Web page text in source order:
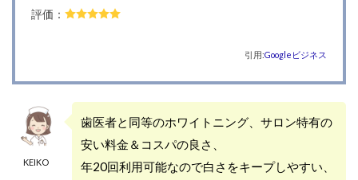
評価：
引用:Googleビジネス
KEIKO
歯医者と同等のホワイトニング、サロン特有の
安い料金＆コスパの良さ、
年20回利用可能なので白さをキープしやすい、